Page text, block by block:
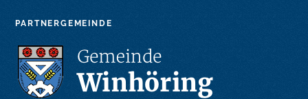
PARTNERGEMEINDE